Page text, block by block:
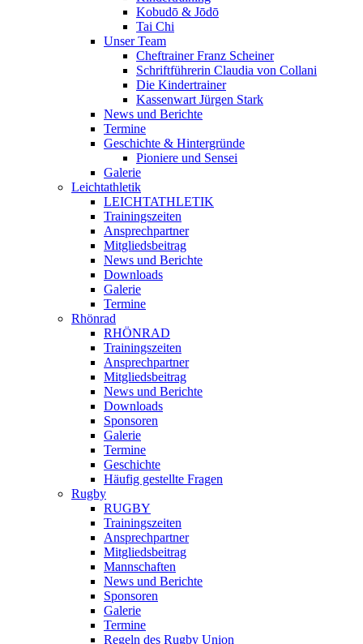
Kobudō & Jōdō
Tai Chi
Unser Team
Cheftrainer Franz Scheiner
Schriftführerin Claudia von Collani
Die Kindertrainer
Kassenwart Jürgen Stark
News und Berichte
Termine
Geschichte & Hintergründe
Pioniere und Sensei
Galerie
Leichtathletik
LEICHTATHLETIK
Trainingszeiten
Ansprechpartner
Mitgliedsbeitrag
News und Berichte
Downloads
Galerie
Termine
Rhönrad
RHÖNRAD
Trainingszeiten
Ansprechpartner
Mitgliedsbeitrag
News und Berichte
Downloads
Sponsoren
Galerie
Termine
Geschichte
Häufig gestellte Fragen
Rugby
RUGBY
Trainingszeiten
Ansprechpartner
Mitgliedsbeitrag
Mannschaften
News und Berichte
Sponsoren
Galerie
Termine
Regeln des Rugby Union